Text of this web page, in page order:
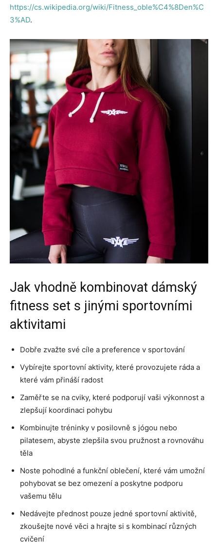
https://cs.wikipedia.org/wiki/Fitness_oble%C4%8Den%C
3%AD.
Jak vhodně kombinovat dámský
fitness set s jinými sportovními
aktivitami
Dobře zvažte své cíle a preference v sportování
Vybírejte sportovní aktivity, které provozujete ráda a
které vám přináší radost
Zaměřte se na cviky, které podporují vaši výkonnost a
zlepšují koordinaci pohybu
Kombinujte tréninky v posilovně s jógou nebo
pilatesem, abyste zlepšila svou pružnost a rovnováhu
těla
Noste pohodlné a funkční oblečení, které vám umožní
pohybovat se bez omezení a poskytne podporu
vašemu tělu
Nedávejte přednost pouze jedné sportovní aktivitě,
zkoušejte nové věci a hrajte si s kombinací různých
cvičení